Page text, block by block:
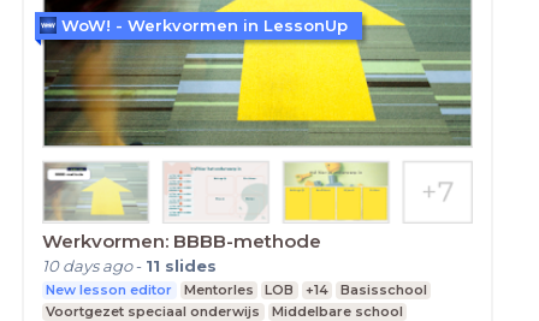
Werkvormen: BBBB-methode
10 days ago- 11 slides
New lesson editor Mentorles LOB +14
Basisschool
Voortgezet speciaal onderwijs
Middelbare school
WoW! - Werkvormen in LessonUp